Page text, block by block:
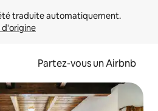
d'origine
Partez-vous un Airbnb